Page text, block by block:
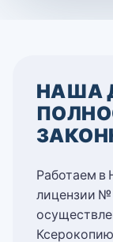
НАША
Работаем
лицензии